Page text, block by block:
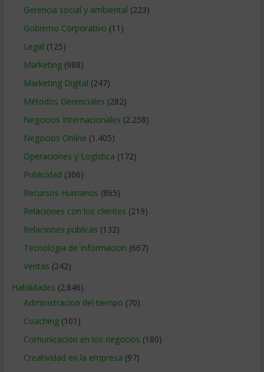
Gerencia social y ambiental (223)
Gobierno Corporativo (11)
Legal (125)
Marketing(988)
Marketing Digital (247)
Métodos Gerenciales (282)
Negocios Internacionales (2.258)
Negocios Online (1.405)
Operaciones y Logística (172)
Publicidad (306)
Recursos Humanos (865)
Relaciones con los clientes (219)
Relaciones publicas (132)
Tecnologia de Informacion (667)
Ventas (242)
Habilidades (2.846)
Administracion del tiempo (70)
Coaching(101)
Comunicacion en los negocios (180)
Creatividad en la empresa (97)